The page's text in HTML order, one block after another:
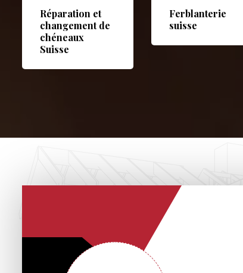
Réparation et
changement de
chéneaux
Suisse
Ferblanterie
suisse